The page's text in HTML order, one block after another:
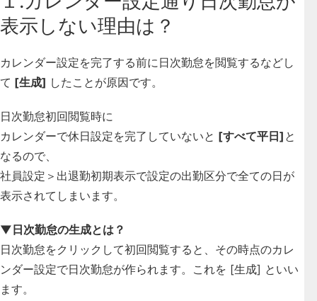
表示しない理由は？
カレンダー設定を完了する前に日次勤怠を閲覧するなどし
て [生成] したことが原因です。
日次勤怠初回閲覧時に
カレンダーで休日設定を完了していないと [すべて平日] と
なるので、
社員設定＞出退勤初期表示で設定の出勤区分で全ての日が
表示されてしまいます。
▼日次勤怠の生成とは？
日次勤怠をクリックして初回閲覧すると、その時点のカレ
ンダー設定で日次勤怠が作られます。これを [生成] といい
ます。